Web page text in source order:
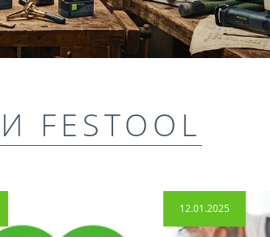
12.01.2025